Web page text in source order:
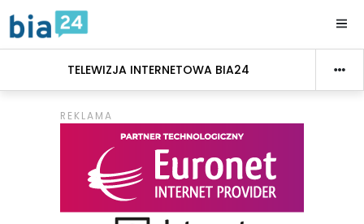
TELEWIZJA INTERNETOWA BIA24